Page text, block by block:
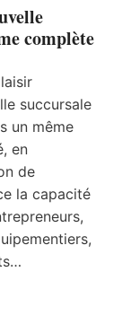
complète
succursale
un même
en
de
la capacité